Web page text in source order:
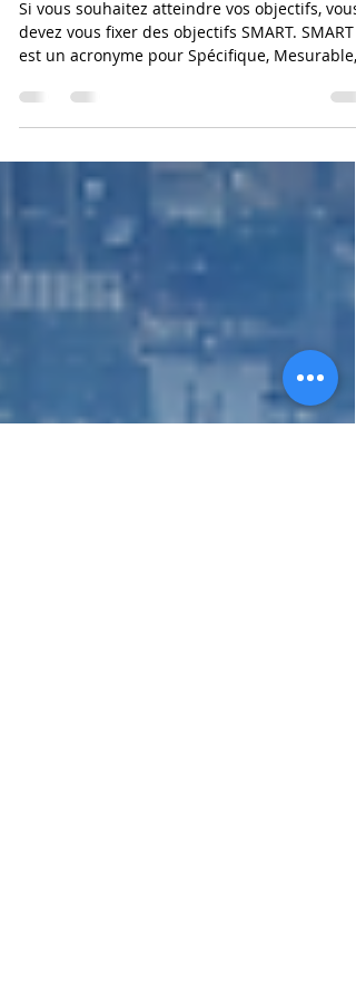
27 févr. 2023 1 min de lecture
Les objectifs SMART
Si vous souhaitez atteindre vos objectifs, vous
devez vous fixer des objectifs SMART. SMART